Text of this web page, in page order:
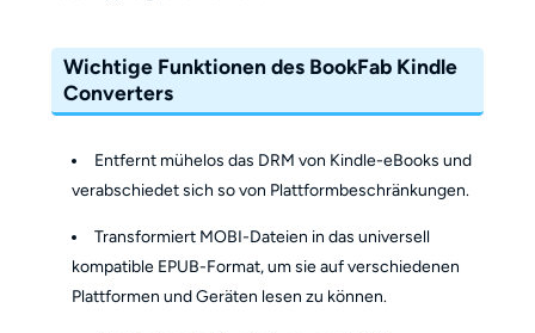
Wichtige Funktionen des BookFab Kindle
Converters
Entfernt mühelos das DRM von Kindle-eBooks und
verabschiedet sich so von Plattformbeschränkungen.
Transformiert MOBI-Dateien in das universell
kompatible EPUB-Format, um sie auf verschiedenen
Plattformen und Geräten lesen zu können.